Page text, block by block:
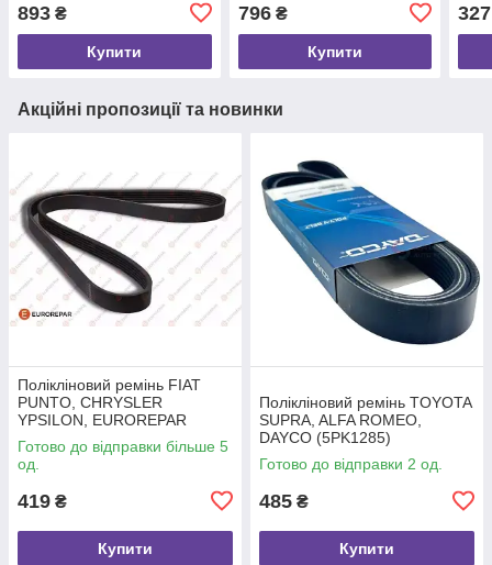
893 ₴
Купити
796₴
Купити
327
Акційні пропозиції та новинки
Полікліновий ремінь FIAT
PUNTO, CHRYSLER
YPSILON, EUROREPAR
(1609316880)
Готово до відправки більше 5
од.
419 ₴
Купити
Полікліновий ремінь TOYOTA
SUPRA, ALFA ROMEO,
DAYCO (5PK1285)
Готово до відправки 2 од.
485 ₴
Купити